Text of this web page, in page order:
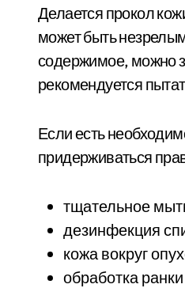
Делается прокол
может быть
содержимое, можно
рекомендуется
Если есть
придерживаться
тщательное
дезинфекция
кожа вокруг
обработка